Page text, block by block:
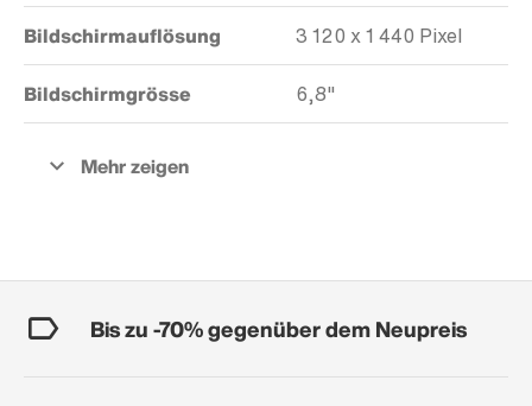
Bildschirmauflösung 3 120 x 1 440 Pixel
Bildschirmgrösse 6,8"
Bis zu -70% gegenüber dem Neupreis